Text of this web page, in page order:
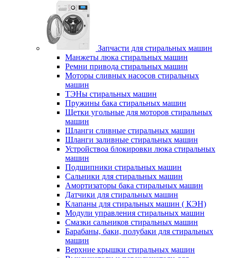
Запчасти для стиральных машин
Манжеты люка стиральных машин
Ремни привода стиральных машин
Моторы сливных насосов стиральных
машин
ТЭНы стиральных машин
Пружины бака стиральных машин
Щетки угольные для моторов стиральных
машин
Шланги сливные стиральных машин
Шланги заливные стиральных машин
Устройствоа блокировки люка стиральных
машин
Подшипники стиральных машин
Сальники для стиральных машин
Амортизаторы бака стиральных машин
Датчики для стиральных машин
Клапаны для стиральных машин ( КЭН)
Модули управления стиральных машин
Смазки сальников стиральных машин
Барабаны, баки, полубаки для стиральных
машин
Верхние крышки стиральных машин